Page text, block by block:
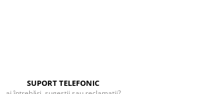
SUPORT TELEFONIC